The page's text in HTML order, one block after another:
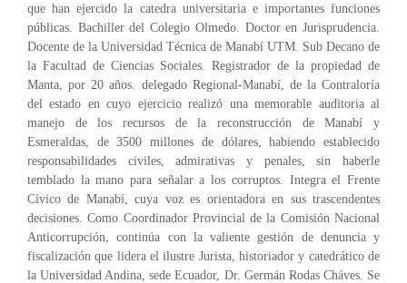
que han ejercido la catedra universitaria e importantes funciones
públicas. Bachiller del Colegio Olmedo. Doctor en Jurisprudencia.
Docente de la Universidad Técnica de Manabí UTM. Sub Decano de
la Facultad de Ciencias Sociales. Registrador de la propiedad de
Manta, por 20 años. delegado Regional-Manabí, de la Contraloría
del estado en cuyo ejercicio realizó una memorable auditoria al
manejo de los recursos de la reconstrucción de Manabí y
Esmeraldas, de 3500 millones de dólares, habiendo establecido
responsabilidades civiles, admirativas y penales, sin haberle
temblado la mano para señalar a los corruptos. Integra el Frente
Cívico de Manabí, cuya voz es orientadora en sus trascendentes
decisiones. Como Coordinador Provincial de la Comisión Nacional
Anticorrupción, continúa con la valiente gestión de denuncia y
fiscalización que lidera el ilustre Jurista, historiador y catedrático de
la Universidad Andina, sede Ecuador, Dr. Germán Rodas Cháves. Se